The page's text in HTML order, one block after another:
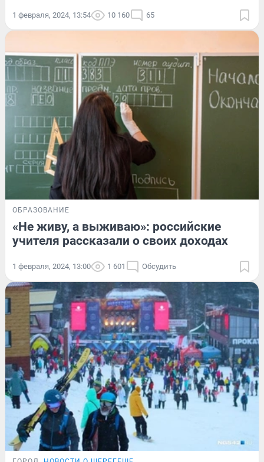
1 февраля, 2024, 13:54 10 160 65
ОБРАЗОВАНИЕ
«Не живу, а выживаю»: российские
учителя рассказали о своих доходах
1 февраля, 2024, 13:00 1 601 Обсудить